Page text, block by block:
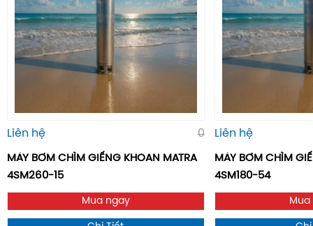
Liên hệ 0
MÁY BƠM CHÌM GIẾNG KHOAN MATRA
4SM260-15
Mua ngay
Liên hệ
MÁY BƠM CHÌM
4SM180-54
Mua